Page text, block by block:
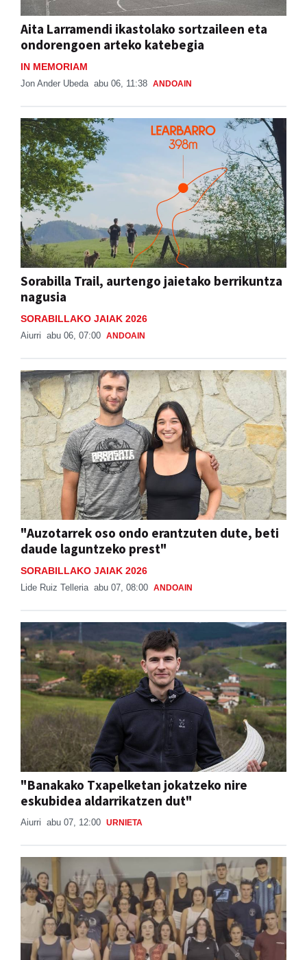
Aita Larramendi ikastolako sortzaileen eta
ondorengoen arteko katebegia
IN MEMORIAM
Jon Ander Ubeda abu 06, 11:38 ANDOAIN
Sorabilla Trail, aurtengo jaietako berrikuntza
nagusia
SORABILLAKO JAIAK 2026
Aiurri abu 06, 07:00 ANDOAIN
"Auzotarrek oso ondo erantzuten dute, beti
daude laguntzeko prest"
SORABILLAKO JAIAK 2026
Lide Ruiz Telleria abu 07, 08:00 ANDOAIN
"Banakako Txapelketan jokatzeko nire
eskubidea aldarrikatzen dut"
Aiurri abu 07, 12:00 URNIETA